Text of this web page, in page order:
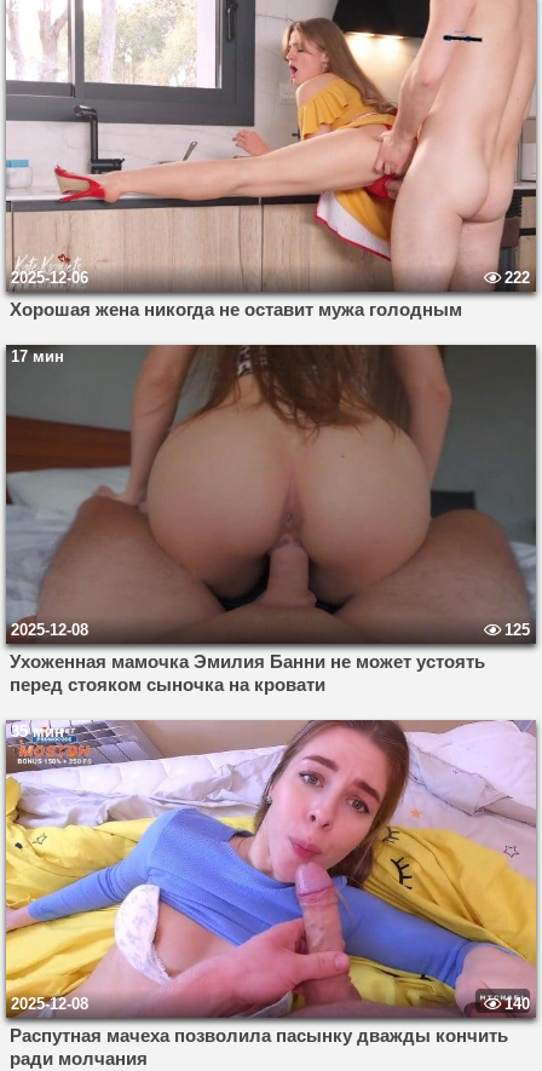
20 мин
2025-12-06 222
Хорошая жена никогда не оставит мужа голодным
17 мин
2025-12-08 125
Ухоженная мамочка Эмилия Банни не может устоять
перед стояком сыночка на кровати
35 мин
2025-12-08 140
Распутная мачеха позволила пасынку дважды кончить
ради молчания